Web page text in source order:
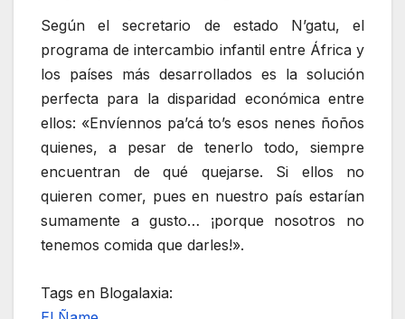
Según el secretario de estado N’gatu, el
programa de intercambio infantil entre África y
los países más desarrollados es la solución
perfecta para la disparidad económica entre
ellos: «Envíennos pa’cá to’s esos nenes ñoños
quienes, a pesar de tenerlo todo, siempre
encuentran de qué quejarse. Si ellos no
quieren comer, pues en nuestro país estarían
sumamente a gusto… ¡porque nosotros no
tenemos comida que darles!».
Tags en Blogalaxia: